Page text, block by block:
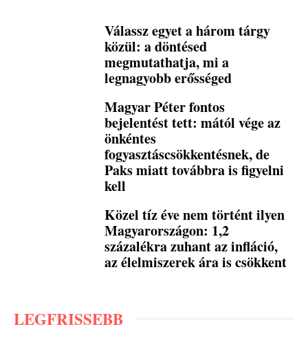
Válassz egyet a három tárgy
közül: a döntésed
megmutathatja, mi a
legnagyobb erősséged
Magyar Péter fontos
bejelentést tett: mától vége az
önkéntes
fogyasztáscsökkentésnek, de
Paks miatt továbbra is figyelni
kell
Közel tíz éve nem történt ilyen
Magyarországon: 1,2
százalékra zuhant az infláció,
az élelmiszerek ára is csökkent
LEGFRISSEBB